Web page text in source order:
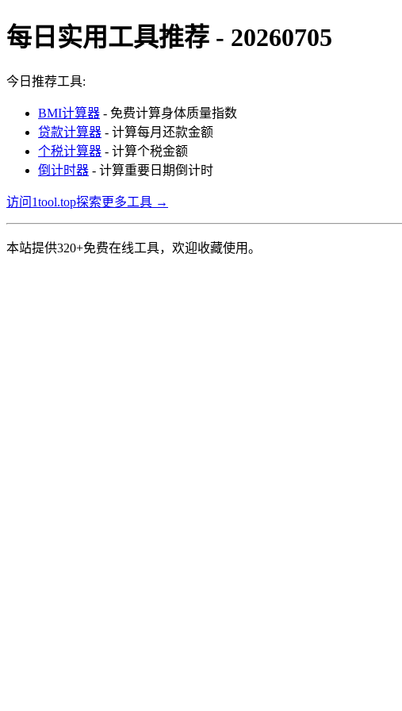
每日实用工具推荐 - 20260705
今日推荐工具:
BMI计算器 - 免费计算身体质量指数
贷款计算器 - 计算每月还款金额
个税计算器 - 计算个税金额
倒计时器 - 计算重要日期倒计时
访问1tool.top探索更多工具 →
本站提供320+免费在线工具，欢迎收藏使用。